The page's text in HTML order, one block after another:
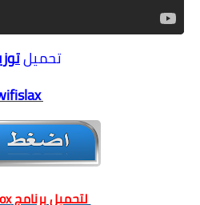
تحميل
لتحميل برنامج virtual box